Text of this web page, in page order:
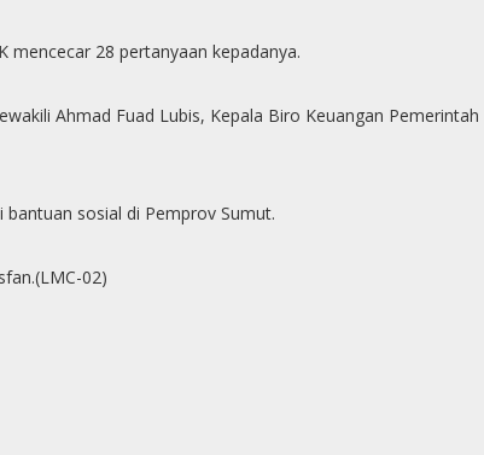
mencecar 28 pertanyaan kepadanya.
Ahmad Fuad Lubis, Kepala Biro Keuangan Pemerintah
sosial di Pemprov Sumut.
02)